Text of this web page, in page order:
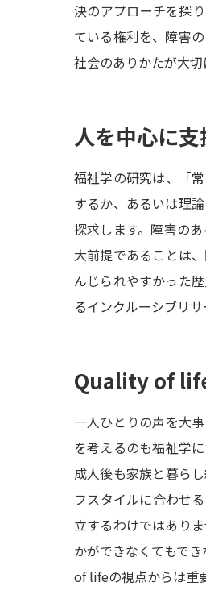
決のアプローチを探
ている権利を、障害
社会のありかたが大
人を中心に
福祉学の研究は、「
するか、あるいは理
探求します。障害の
大前提であることは
んじられやすかった
るインクルーシブリサ
Quality of
一人ひとりの声を大
を考えるのも福祉学
成人後も家族と暮ら
フスタイルに合わせ
立するわけではあり
かができなくてもで
of lifeの視点からは重